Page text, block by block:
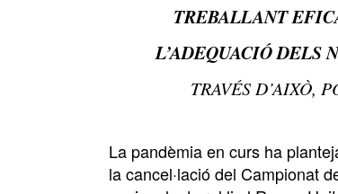
TREBALLANT
L’ADEQUACIÓ DELS
TRAVÉS D’AIXÒ,
La pandèmia en curs ha
la cancel·lació del Campionat